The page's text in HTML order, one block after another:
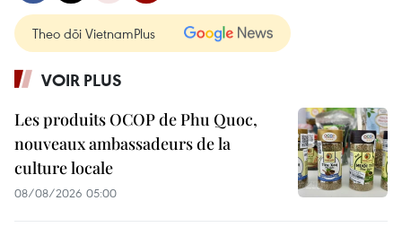
Theo dõi VietnamPlus
VOIR PLUS
Les produits OCOP de Phu Quoc,
nouveaux ambassadeurs de la
culture locale
08/08/2026 05:00